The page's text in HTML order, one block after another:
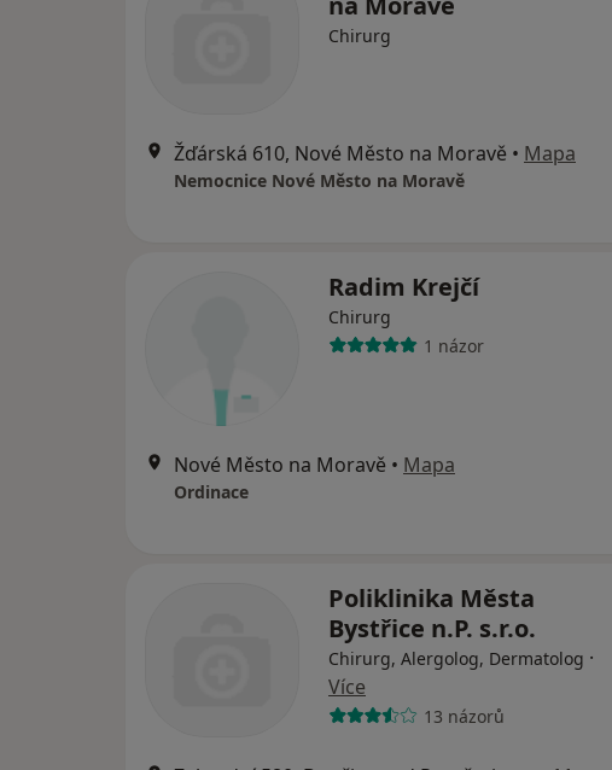
Chirurg
Žďárská 610, Nové Město na Moravě • Mapa
Nemocnice Nové Město na Moravě
Radim Krejčí
Chirurg
1 názor
Nové Město na Moravě • Mapa
Ordinace
Poliklinika Města
Bystřice n.P. s.r.o.
Chirurg, Alergolog, Dermatolog ·
Více
13 názorů